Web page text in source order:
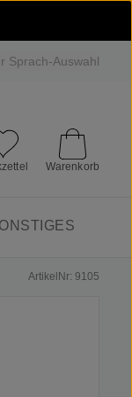
Warenkorb
ArtikelNr: 9105